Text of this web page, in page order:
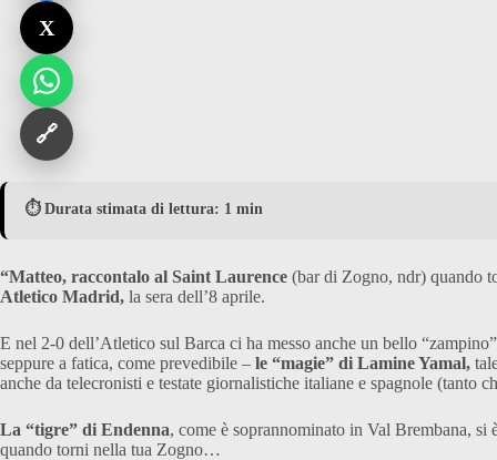
⏱️ Durata stimata di lettura: 1 min
“Matteo, raccontalo al Saint Laurence (bar di Zogno, ndr) quando
Atletico Madrid, la sera dell’8 aprile.
E nel 2-0 dell’Atletico sul Barca ci ha messo anche un bello
seppure a fatica, come prevedibile – le “magie” di Lamine Yamal,
anche da telecronisti e testate giornalistiche italiane e spagnole (tanto
La “tigre” di Endenna, come è soprannominato in Val Brembana, si
quando torni nella tua Zogno…
X
🔗